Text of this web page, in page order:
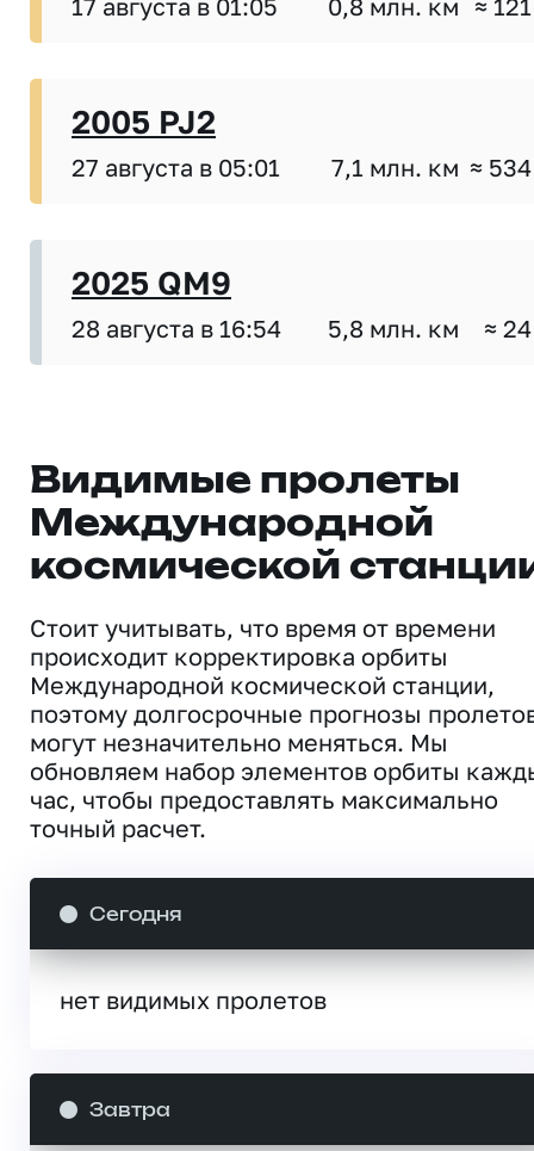
17 августа в 01:05 0,8 млн. км ≈
2005 PJ2
27 августа в 05:01 7,1 млн. км ≈
2025 QM9
28 августа в 16:54 5,8 млн. км ≈
Видимые пролеты
Международной
космической
Стоит учитывать, что время от времени
происходит корректировка орбиты
Международной космической станции,
поэтому долгосрочные прогнозы
могут незначительно меняться. Мы
обновляем набор элементов орбиты
час, чтобы предоставлять максимально
точный расчет.
Сегодня
нет видимых пролетов
Завтра